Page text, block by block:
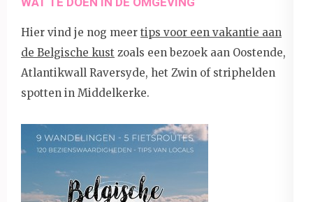
Hier vind je nog meer tips voor een vakantie aan
de Belgische kust zoals een bezoek aan Oostende,
Atlantikwall Raversyde, het Zwin of striphelden
spotten in Middelkerke.